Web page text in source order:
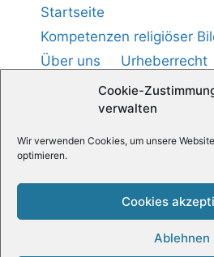
Cookie-
verwalten
Wir verwenden Cookies, um unsere
optimieren.
Cookies
Ablehnen
Startseite
Kompetenzen religiöser
Über uns
Urheberrecht
Impressum
Cookie-
Medienpädagogik —